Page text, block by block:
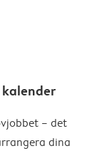
– det
dina